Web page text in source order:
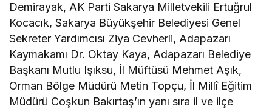
Demirayak, AK Parti Sakarya Milletvekili Ertuğrul
Kocacık, Sakarya Büyükşehir Belediyesi Genel
Sekreter Yardımcısı Ziya Cevherli, Adapazarı
Kaymakamı Dr. Oktay Kaya, Adapazarı Belediye
Başkanı Mutlu Işıksu, İl Müftüsü Mehmet Aşık,
Orman Bölge Müdürü Metin Topçu, İl Millî Eğitim
Müdürü Coşkun Bakırtaş’ın yanı sıra il ve ilçe